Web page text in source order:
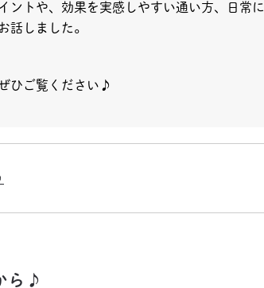
ントや、効果を実感しやすい通い方、日常
話しました。
ひご覧ください♪
ら♪